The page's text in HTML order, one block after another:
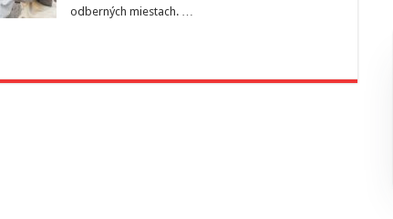
odberných miestach. …